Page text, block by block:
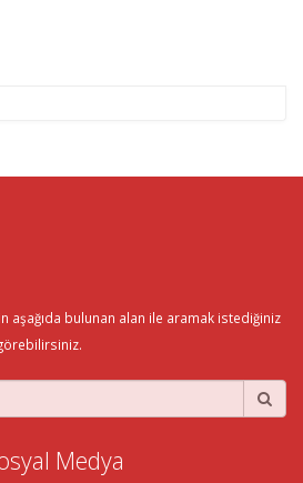
aşağıda bulunan alan ile aramak istediğiniz
Medya